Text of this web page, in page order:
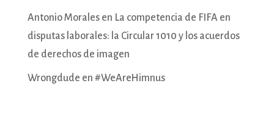
Antonio Moralesen La competencia de FIFA en
disputas laborales: la Circular 1010 y los acuerdos
de derechos de imagen
Wrongdude en #WeAreHimnus